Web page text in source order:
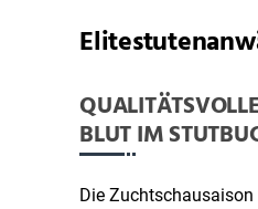
BLUT IM
Die